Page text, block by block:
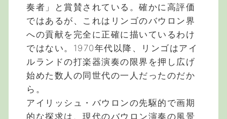
奏者」と賞賛されている。確かに高評価
ではあるが、これはリンゴのバウロン界
への貢献を完全に正確に描いているわけ
ではない。1970年代以降、リンゴはアイ
ルランドの打楽器演奏の限界を押し広げ
始めた数人の同世代の一人だったのだか
ら。
アイリッシュ・バウロンの先駆的で画期
的な探求は、現代のバウロン演奏の風景